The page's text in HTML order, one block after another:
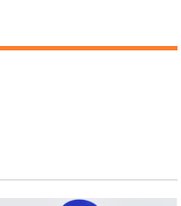
輔銷工具 活動專區